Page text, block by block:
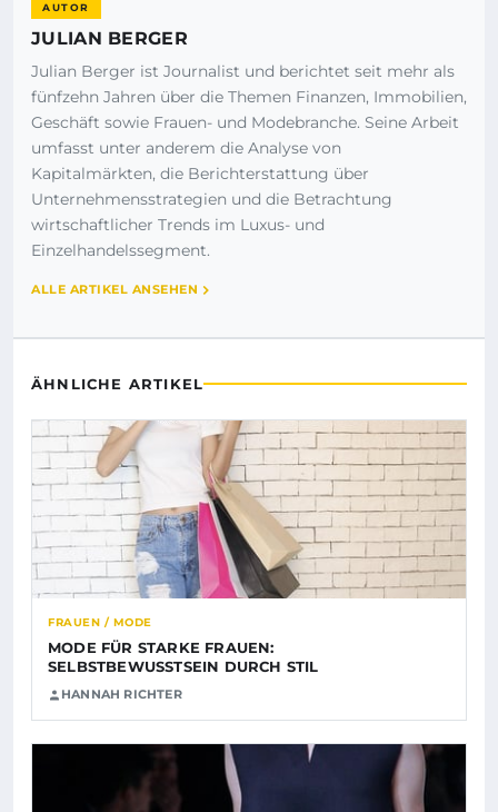
AUTOR
JULIAN BERGER
Julian Berger ist Journalist und berichtet seit mehr als
fünfzehn Jahren über die Themen Finanzen, Immobilien,
Geschäft sowie Frauen- und Modebranche. Seine Arbeit
umfasst unter anderem die Analyse von
Kapitalmärkten, die Berichterstattung über
Unternehmensstrategien und die Betrachtung
wirtschaftlicher Trends im Luxus- und
Einzelhandelssegment.
ALLE ARTIKEL ANSEHEN
ÄHNLICHE ARTIKEL
FRAUEN / MODE
MODE FÜR STARKE FRAUEN:
SELBSTBEWUSSTSEIN DURCH STIL
HANNAH RICHTER